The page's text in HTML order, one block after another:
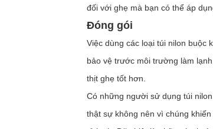
đối với ghẹ mà bạn có thể áp
Đóng gói
Việc dùng các loại túi nilon buộc
bảo vệ trước môi trường làm
thịt ghẹ tốt hơn.
Có những người sử dụng túi
thật sự không nên vì chúng